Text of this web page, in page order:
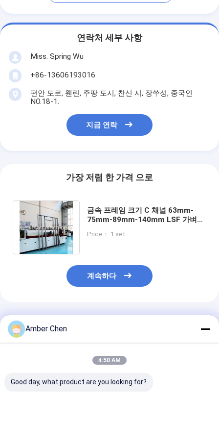
연락처 세부 사항
Miss. Spring Wu
+86-13606193016
펀안 도로, 웬린, 주땅 도시, 찬신 시, 장쑤성, 중국인
NO.18-1.
지금 연락
가장 저렴 한 가격 으로
금속 프레임 크기 C 채널 63mm-
75mm-89mm-140mm LSF 가벼운
택용
Price： 1 set
계속하다
추천된 제품
Amber Chen
4:50 AM
Good day, what product are you looking for?